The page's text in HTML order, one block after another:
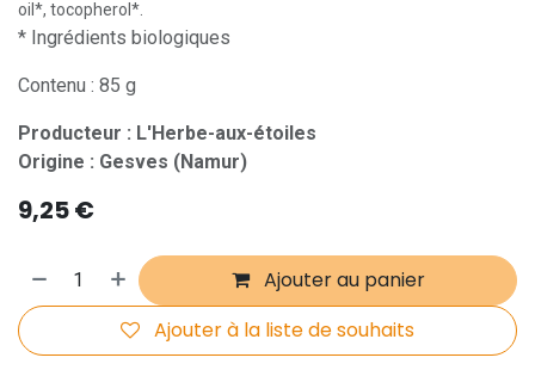
oil*, tocopherol*.
* Ingrédients biologiques
Contenu : 85 g
Producteur : L'Herbe-aux-étoiles
Origine : Gesves (Namur)
9,25€
Ajouter au panier
Ajouter à la liste de souhaits